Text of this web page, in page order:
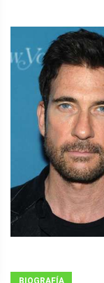
BIOGRAFÍA